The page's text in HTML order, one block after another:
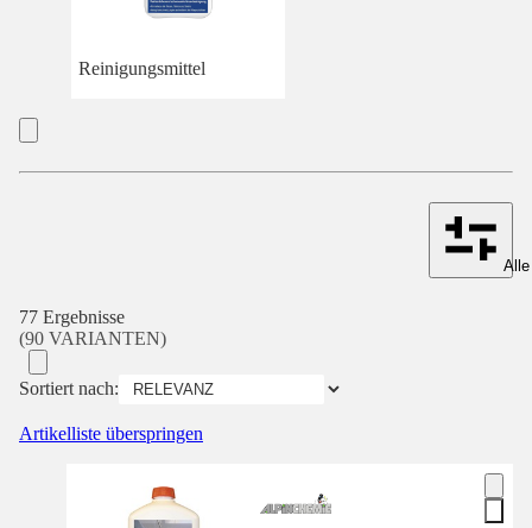
Reinigungsmittel
77 Ergebnisse
(90 VARIANTEN)
Sortiert nach:
Artikelliste überspringen